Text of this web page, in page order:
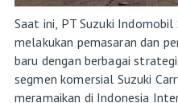
Saat ini, PT Suzuki Indomobil
melakukan pemasaran dan
baru dengan berbagai
segmen komersial Suzuki
meramaikan di Indonesia